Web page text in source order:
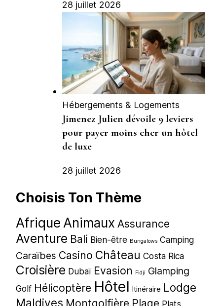
28 juillet 2026
Hébergements & Logements
Jimenez Julien dévoile 9 leviers
pour payer moins cher un hôtel
de luxe
28 juillet 2026
Choisis Ton Thème
AfriqueAnimaux Assurance
Aventure Bali Bien-être Bungalows Camping
Caraïbes Casino Château Costa Rica
Croisière Dubaï Evasion Fidji Glamping
Golf Hélicoptère Hôtel Itinéraire Lodge
Maldives Montgolfière Plage